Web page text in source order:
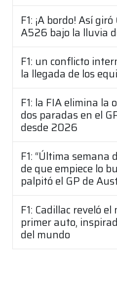
F1: ¡A bordo! Así
A526 bajo la lluvia
F1: un conflicto
la llegada de los
F1: la FIA elimina la
dos paradas en el
desde 2026
F1: “Última
de que empiece lo
palpitó el GP de
F1: Cadillac reveló
primer auto,
del mundo